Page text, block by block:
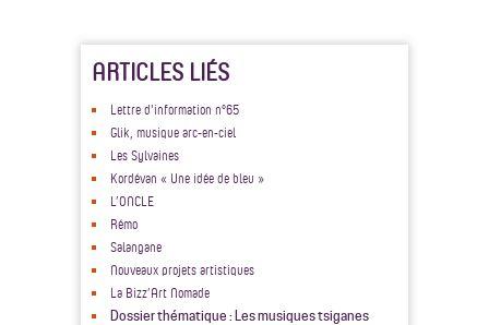
ARTICLES LIÉS
Lettre d'information n°65
Glik, musique arc-en-ciel
Les Sylvaines
Kordévan « Une idée de bleu »
L’ONCLE
Rémo
Salangane
Nouveaux projets artistiques
La Bizz’Art Nomade
Dossier thématique : Les musiques tsiganes